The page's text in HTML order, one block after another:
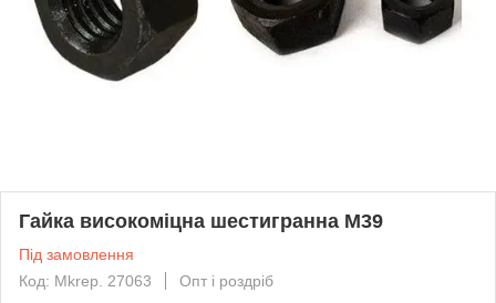
Гайка високоміцна шестигранна М39
Під замовлення
Код: Mkrep. 27063
Опт і роздріб